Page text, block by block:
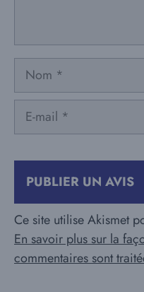
Nom
Ce site utilise Akismet
En savoir plus sur la
commentaires sont